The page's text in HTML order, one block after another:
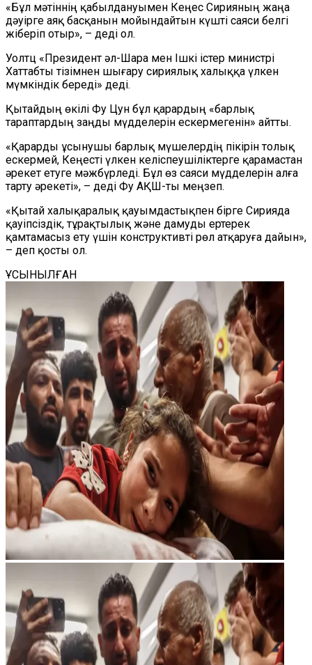
«Бұл мәтіннің қабылдануымен Кеңес Сирияның жаңа
дәуірге аяқ басқанын мойындайтын күшті саяси белгі
жіберіп отыр», – деді ол.
Уолтц «Президент әл-Шара мен Ішкі істер министрі
Хаттабты тізімнен шығару сириялық халыққа үлкен
мүмкіндік береді» деді.
Қытайдың өкілі Фу Цун бұл қарардың «барлық
тараптардың заңды мүдделерін ескермегенін» айтты.
«Қарарды ұсынушы барлық мүшелердің пікірін толық
ескермей, Кеңесті үлкен келіспеушіліктерге қарамастан
әрекет етуге мәжбүрледі. Бұл өз саяси мүдделерін алға
тарту әрекеті», – деді Фу АҚШ-ты меңзеп.
«Қытай халықаралық қауымдастықпен бірге Сирияда
қауіпсіздік, тұрақтылық және дамуды ертерек
қамтамасыз ету үшін конструктивті рөл атқаруға дайын»,
– деп қосты ол.
ҰСЫНЫЛҒАН